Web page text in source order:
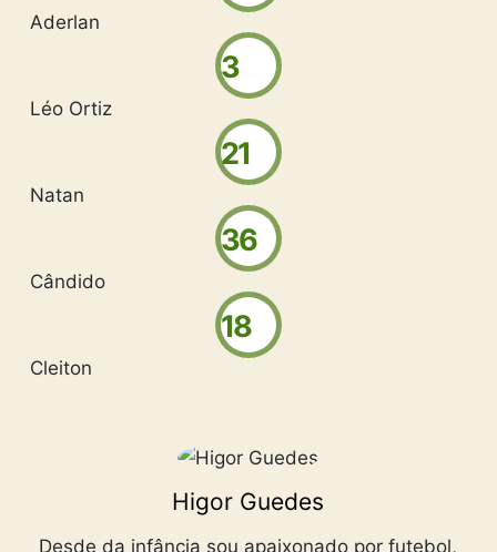
Aderlan
3
Léo Ortiz
21
Natan
36
Cândido
18
Cleiton
Higor Guedes
Desde da infância sou apaixonado por futebol,